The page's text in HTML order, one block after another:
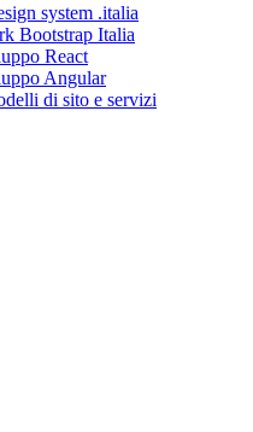
system .italia
Bootstrap Italia
React
Angular
di sito e servizi